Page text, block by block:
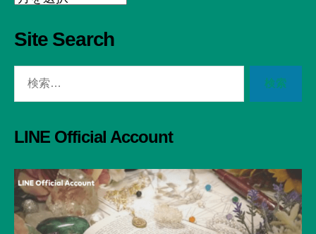
Site Search
LINE Official Account